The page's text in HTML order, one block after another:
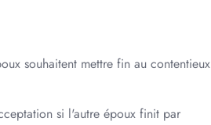
souhaitent mettre fin au contentieux
si l'autre époux finit par